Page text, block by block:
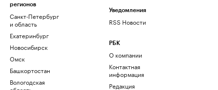
регионов
Санкт-Петербург
и область
Екатеринбург
Новосибирск
Омск
Башкортостан
Вологодская
Уведомления
RSS Новости
РБК
О компании
Контактная
информация
Редакция